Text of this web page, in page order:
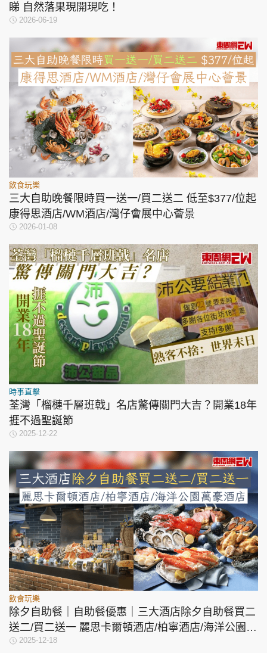
睇 自然落果現開現吃！
2026-06-19
飲食玩樂
三大自助晚餐限時買一送一/買二送二 低至$377/位起
康得思酒店/WM酒店/灣仔會展中心薈景
2026-01-08
時事直擊
荃灣「榴槤千層班戟」名店驚傳關門大吉？開業18年
捱不過聖誕節
2025-12-22
飲食玩樂
除夕自助餐｜自助餐優惠｜三大酒店除夕自助餐買二
送二/買二送一 麗思卡爾頓酒店/柏寧酒店/海洋公園萬
豪酒店
2025-12-18